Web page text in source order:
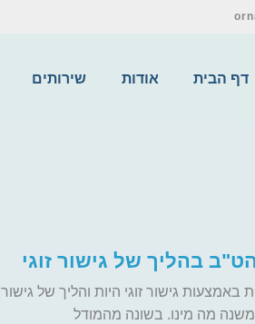
דף הבית אודות שירותים
בהליך של גישור זוגי
באמצעות גישור זוגי היות והליך של גישור
משנה מה מינו. בשונה מהמודל